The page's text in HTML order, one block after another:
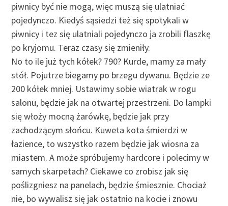
piwnicy być nie mogą, więc muszą się ulatniać
pojedynczo. Kiedyś sąsiedzi też się spotykali w
piwnicy i tez się ulatniali pojedynczo ja zrobili flaszkę
po kryjomu. Teraz czasy się zmieniły.
No to ile już tych kółek? 790? Kurde, mamy za mały
stół. Pojutrze biegamy po brzegu dywanu. Będzie ze
200 kółek mniej. Ustawimy sobie wiatrak w rogu
salonu, będzie jak na otwartej przestrzeni. Do lampki
się włoży mocną żarówkę, będzie jak przy
zachodzącym słońcu. Kuweta kota śmierdzi w
łazience, to wszystko razem będzie jak wiosna za
miastem. A może spróbujemy hardcore i polecimy w
samych skarpetach? Ciekawe co zrobisz jak się
poślizgniesz na panelach, będzie śmiesznie. Chociaż
nie, bo wywalisz się jak ostatnio na kocie i znowu